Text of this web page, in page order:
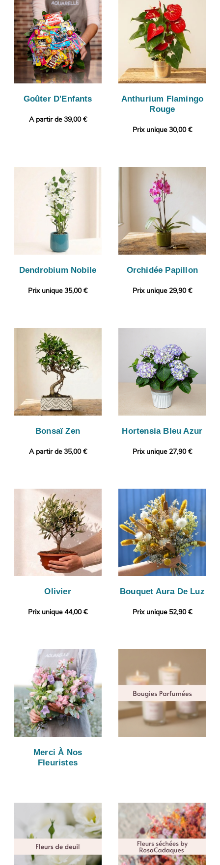
Goûter D'Enfants
A partir de 39,00 €
Anthurium Flamingo
Rouge
Prix unique 30,00 €
Dendrobium Nobile
Prix unique 35,00 €
Orchidée Papillon
Prix unique 29,90 €
Bonsaï Zen
A partir de 35,00 €
Hortensia Bleu Azur
Prix unique 27,90 €
Olivier
Prix unique 44,00 €
Bouquet Aura De Luz
Prix unique 52,90 €
Merci À Nos
Fleuristes